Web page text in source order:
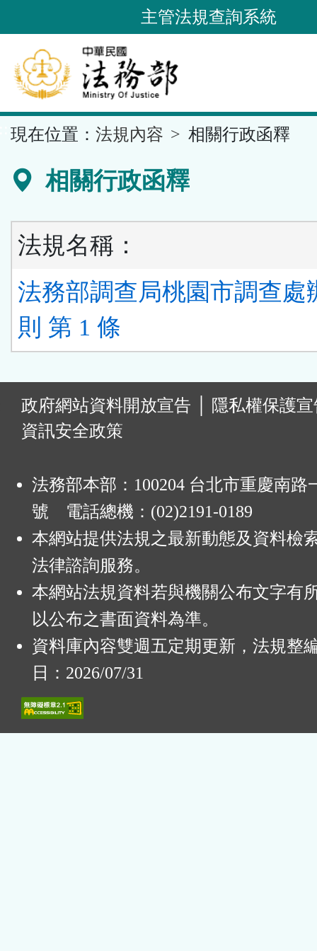
到
要
內
容
區
主管法規查詢系統
現在位置： 法規內容 相關行政函釋
相關行政函釋
法規名稱：
法務部調查局桃園市調查處
則 第 1 條
政府網站資料開放宣告
隱私權保護
資訊安全政策
法務部本部：100204 台北市重慶南路
號 電話總機：(02)2191-0189
本網站提供法規之最新動態及資料檢
法律諮詢服務。
本網站法規資料若與機關公布文字有
以公布之書面資料為準。
資料庫內容雙週五定期更新，法規整
日：2026/07/31